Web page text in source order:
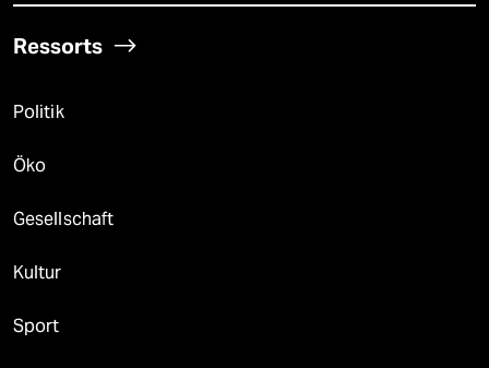
Ressorts
Politik
Öko
Gesellschaft
Kultur
Sport